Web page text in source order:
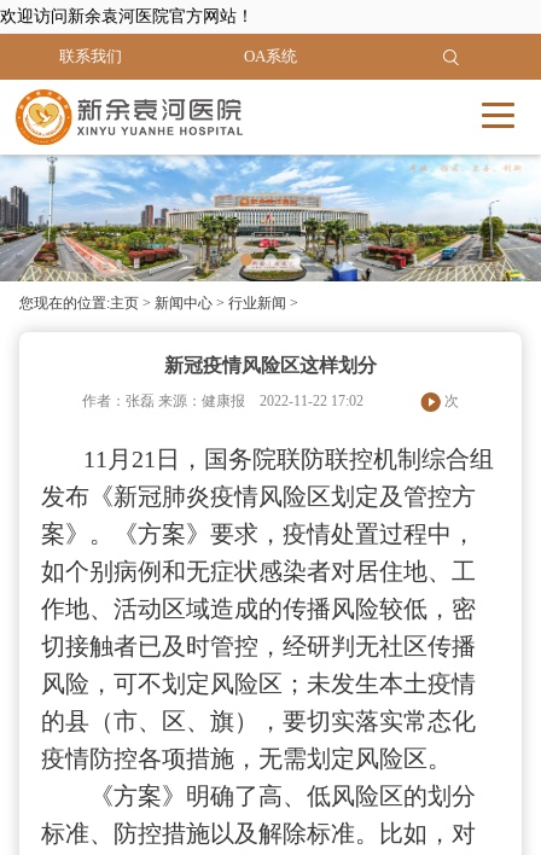
欢迎访问新余袁河医院官方网站！
联系我们 OA系统
您现在的位置:主页> 新闻中心> 行业新闻 >
新冠疫情风险区这样划分
作者：张磊 来源：健康报 2022-11-22 17:02 次
11月21日，国务院联防联控机制综合组
发布《新冠肺炎疫情风险区划定及管控方
案》。《方案》要求，疫情处置过程中，
如个别病例和无症状感染者对居住地、工
作地、活动区域造成的传播风险较低，密
切接触者已及时管控，经研判无社区传播
风险，可不划定风险区；未发生本土疫情
的县（市、区、旗），要切实落实常态化
疫情防控各项措施，无需划定风险区。
《方案》明确了高、低风险区的划分
标准、防控措施以及解除标准。比如，对